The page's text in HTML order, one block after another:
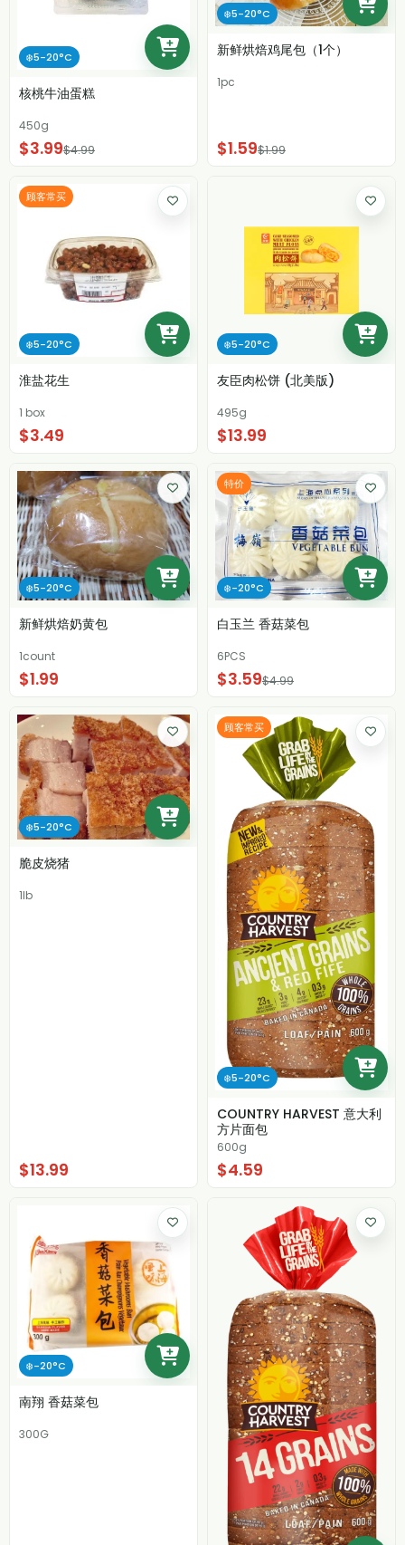
❄️5-20°C
核桃牛油蛋糕
450g
$3.99$4.99
❄️5-20°C
新鲜烘焙鸡尾包（1个）
1pc
$1.59$1.99
顾客常买
❄️5-20°C
淮盐花生
1 box
$3.49
❄️5-20°C
友臣肉松饼 (北美版)
495g
$13.99
❄️5-20°C
新鲜烘焙奶黄包
1count
$1.99
特价
❄️-20°C
白玉兰 香菇菜包
6PCS
$3.59$4.99
❄️5-20°C
脆皮烧猪
1lb
$13.99
顾客常买
❄️5-20°C
COUNTRY HARVEST 意大利
方片面包
600g
$4.59
❄️-20°C
南翔 香菇菜包
300G